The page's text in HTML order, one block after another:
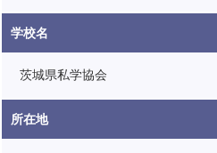
学校名
茨城県私学協会
所在地